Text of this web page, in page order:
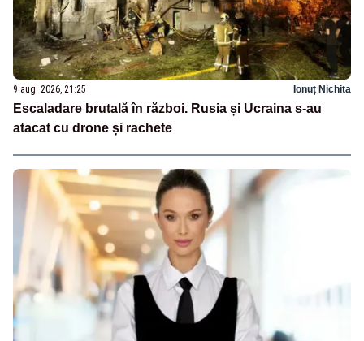
9 aug. 2026, 21:25 Ionuț Nichita
Escaladare brutală în război. Rusia și Ucraina s-au
atacat cu drone și rachete